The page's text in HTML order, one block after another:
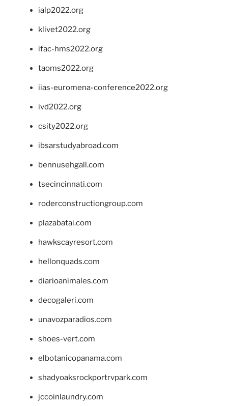
ialp2022.org
klivet2022.org
ifac-hms2022.org
taoms2022.org
iias-euromena-conference2022.org
ivd2022.org
csity2022.org
ibsarstudyabroad.com
bennusehgall.com
tsecincinnati.com
roderconstructiongroup.com
plazabatai.com
hawkscayresort.com
hellonquads.com
diarioanimales.com
decogaleri.com
unavozparadios.com
shoes-vert.com
elbotanicopanama.com
shadyoaksrockportrvpark.com
jccoinlaundry.com